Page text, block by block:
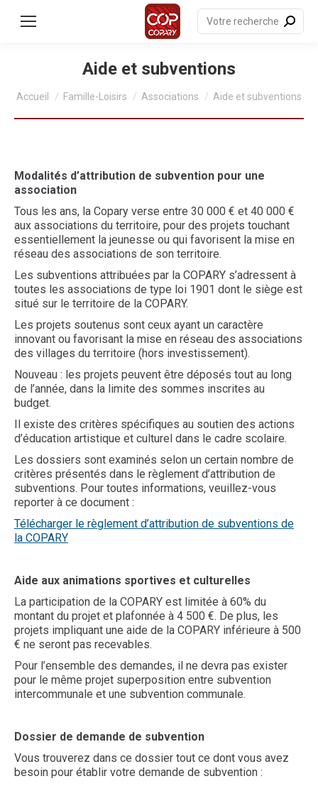
principal
Recherche
:
Aide et subventions
Accueil Famille-Loisirs Associations Aide et subventions
Modalités d’attribution de subvention pour une
association
Tous les ans, la Copary verse entre 30 000 € et 40 000 €
aux associations du territoire, pour des projets touchant
essentiellement la jeunesse ou qui favorisent la mise en
réseau des associations de son territoire.
Les subventions attribuées par la COPARY s’adressent à
toutes les associations de type loi 1901 dont le siège est
situé sur le territoire de la COPARY.
Les projets soutenus sont ceux ayant un caractère
innovant ou favorisant la mise en réseau des associations
des villages du territoire (hors investissement).
Nouveau : les projets peuvent être déposés tout au long
de l’année, dans la limite des sommes inscrites au
budget.
Il existe des critères spécifiques au soutien des actions
d’éducation artistique et culturel dans le cadre scolaire.
Les dossiers sont examinés selon un certain nombre de
critères présentés dans le règlement d’attribution de
subventions. Pour toutes informations, veuillez-vous
reporter à ce document :
Télécharger le règlement d’attribution de subventions de
la COPARY
Aide aux animations sportives et culturelles
La participation de la COPARY est limitée à 60% du
montant du projet et plafonnée à 4 500 €. De plus, les
projets impliquant une aide de la COPARY inférieure à 500
€ ne seront pas recevables.
Pour l’ensemble des demandes, il ne devra pas exister
pour le même projet superposition entre subvention
intercommunale et une subvention communale.
Dossier de demande de subvention
Vous trouverez dans ce dossier tout ce dont vous avez
besoin pour établir votre demande de subvention :